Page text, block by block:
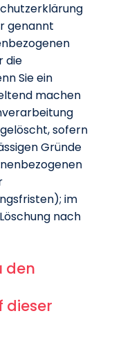
genannt
die
Sie ein
machen
sofern
Gründe
im
nach
den
dieser